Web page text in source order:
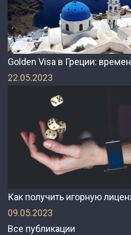
Golden Visa в Греции:
22.05.2023
Как получить игорную
09.05.2023
Все публикации